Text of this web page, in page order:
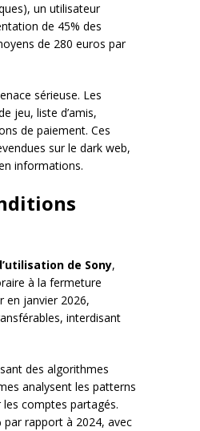
un utilisateur
de 45% des
de 280 euros par
sérieuse. Les
jeu, liste d’amis,
de paiement. Ces
sur le dark web,
informations.
de Sony,
à la fermeture
en janvier 2026,
interdisant
des algorithmes
analysent les patterns
comptes partagés.
rapport à 2024, avec